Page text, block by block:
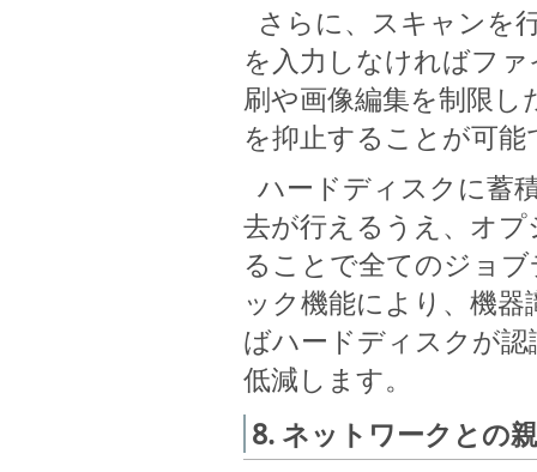
さらに、スキャンを
を入力しなければフ
刷や画像編集を制限
を抑止することが可能
ハードディスクに蓄
去が行えるうえ、オ
ることで全てのジョ
ック機能により、機
ばハードディスクが
低減します。
8. ネットワークとの